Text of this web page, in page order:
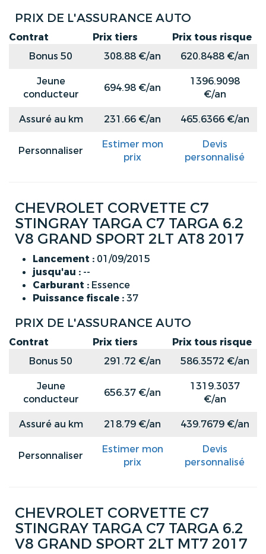
PRIX DE L'ASSURANCE AUTO
Contrat Prix tiers
Prix tous risque
Bonus 50
308.88 €/an
620.8488 €/an
Jeune
conducteur
694.98 €/an
1396.9098
€/an
Assuré au km
231.66 €/an 465.6366 €/an
Personnaliser
Estimer mon
prix
Devis
personnalisé
CHEVROLET CORVETTE C7
STINGRAY TARGA C7 TARGA 6.2
V8 GRAND SPORT 2LT AT8 2017
Lancement : 01/09/2015
jusqu'au : --
Carburant : Essence
Puissance fiscale :37
PRIX DE L'ASSURANCE AUTO
Contrat Prix tiers
Prix tous risque
Bonus 50
291.72 €/an
586.3572 €/an
Jeune
conducteur
656.37 €/an
1319.3037
€/an
Assuré au km
218.79 €/an 439.7679 €/an
Personnaliser
Estimer mon
prix
Devis
personnalisé
CHEVROLET CORVETTE C7
STINGRAY TARGA C7 TARGA 6.2
V8 GRAND SPORT 2LT MT7 2017